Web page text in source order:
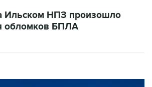
Ильском НПЗ произошло
обломков БПЛА